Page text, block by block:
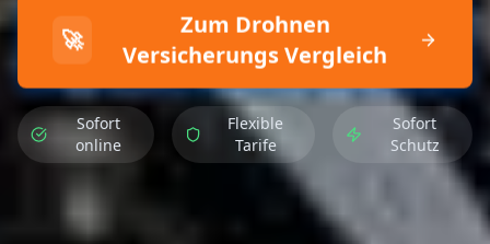
🚀
Zum Drohnen
Versicherungs Vergleich
Sofort
online
Flexible
Tarife
Sofort
Schutz